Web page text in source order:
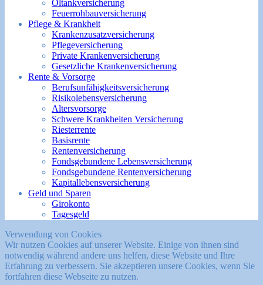
Öltankversicherung
Feuerrohbauversicherung
Pflege & Krankheit
Krankenzusatzversicherung
Pflegeversicherung
Private Krankenversicherung
Gesetzliche Krankenversicherung
Rente & Vorsorge
Berufs­unfähigkeitsversicherung
Risikolebensversicherung
Altersvorsorge
Schwere Krankheiten Versicherung
Riesterrente
Basisrente
Rentenversicherung
Fondsgebundene Lebensversicherung
Fondsgebundene Rentenversicherung
Kapitallebensversicherung
Geld und Sparen
Girokonto
Tagesgeld
Verwendung von Cookies
Wir nutzen Cookies auf unserer Website. Einige von ihnen sind
notwendig während andere uns helfen, diese Website und Ihre
Erfahrung zu verbessern. Sie akzeptieren unsere Cookies, wenn Sie
fortfahren diese Webseite zu nutzen.